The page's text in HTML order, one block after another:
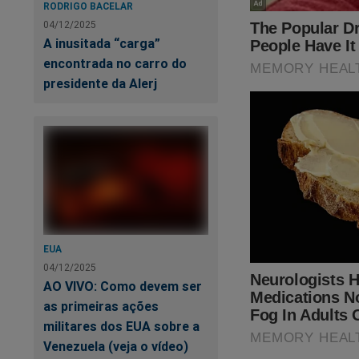
RODRIGO BACELAR
04/12/2025
A inusitada “carga”
encontrada no carro do
presidente da Alerj
EUA
04/12/2025
AO VIVO: Como devem ser
as primeiras ações
militares dos EUA sobre a
Venezuela (veja o vídeo)
O desespero é
revelações do
Desonesto do
enquanto é tempo.
https://
sistema-tentou-
Veja a capa: